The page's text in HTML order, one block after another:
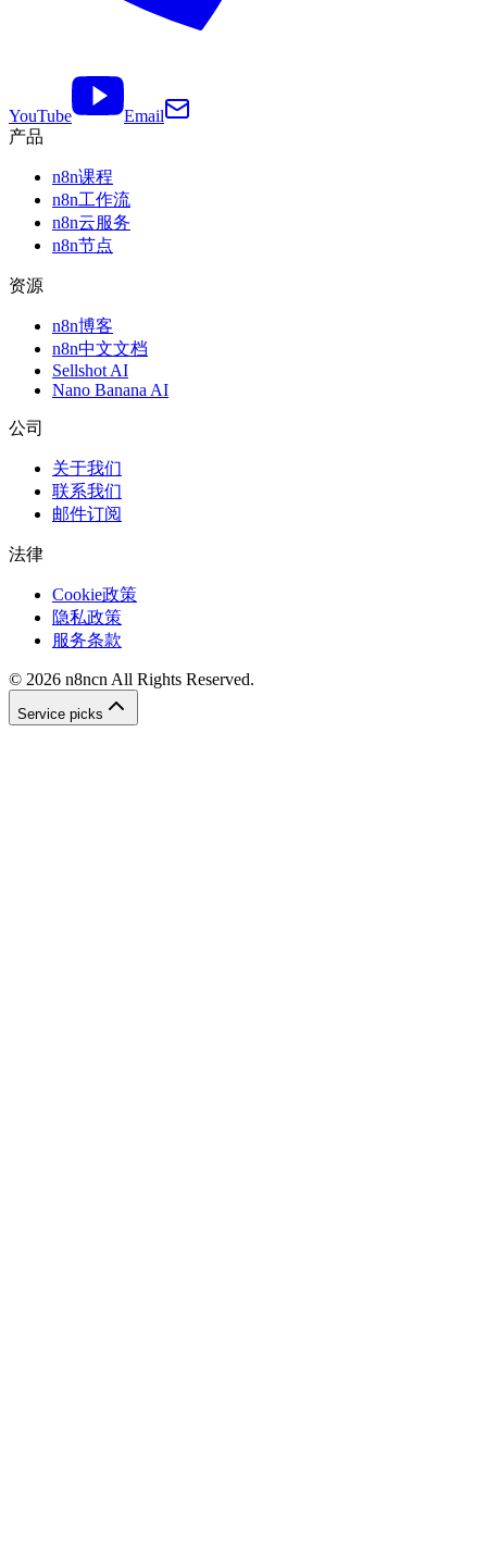
YouTube
Email
产品
n8n课程
n8n工作流
n8n云服务
n8n节点
资源
n8n博客
n8n中文文档
Sellshot AI
Nano Banana AI
公司
关于我们
联系我们
邮件订阅
法律
Cookie政策
隐私政策
服务条款
© 2026 n8ncn All Rights Reserved.
Service picks